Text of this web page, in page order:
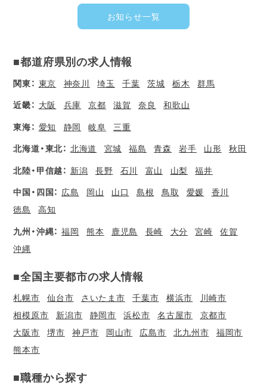
お知らせ一覧
■都道府県別の求人情報
関東： 東京 神奈川 埼玉 千葉 茨城 栃木 群馬
近畿： 大阪 兵庫 京都 滋賀 奈良 和歌山
東海： 愛知 静岡 岐阜 三重
北海道・東北： 北海道 宮城 福島 青森 岩手 山形 秋田
北陸・甲信越： 新潟 長野 石川 富山 山梨 福井
中国・四国： 広島 岡山 山口 島根 鳥取 愛媛
香川
徳島
高知
九州・沖縄： 福岡 熊本 鹿児島 長崎 大分 宮崎
佐賀
沖縄
■全国主要都市の求人情報
札幌市 仙台市 さいたま市 千葉市 横浜市
川崎市
相模原市
新潟市 静岡市 浜松市 名古屋市
京都市
大阪市
堺市 神戸市 岡山市 広島市 北九州市
福岡市
熊本市
■職種から探す